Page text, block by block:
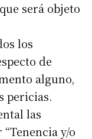
será objeto
los
de
alguno,
pericias.
las
y/o